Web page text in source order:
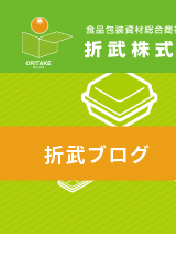
折武ブログ